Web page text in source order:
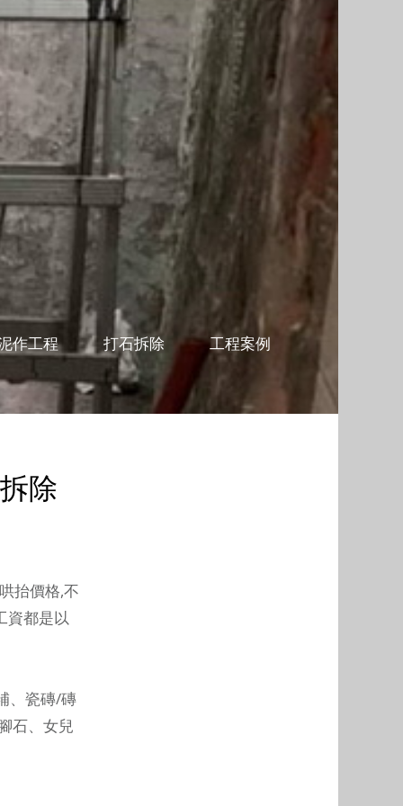
作工程 打石拆除 工程案例
除
抬價格,不
資都是以
、瓷磚/磚
石、女兒